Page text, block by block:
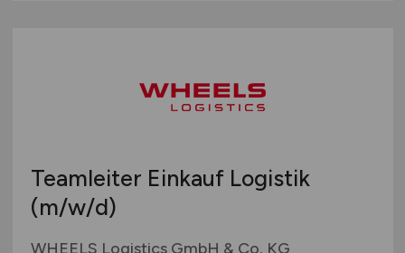
Teamleiter Einkauf Logistik
(m/w/d)
WHEELS Logistics GmbH & Co. KG